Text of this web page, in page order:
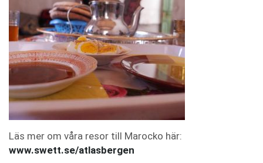
Läs mer om våra resor till Marocko här:
www.swett.se/atlasbergen